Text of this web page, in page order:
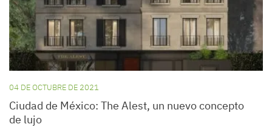
04 DE OCTUBRE DE 2021
Ciudad de México: The Alest, un nuevo concepto
de lujo